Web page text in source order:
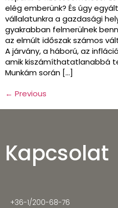
elég emberünk? És úgy
vállalatunkra a gazdasági
gyakrabban felmerülnek
az elmúlt időszak számos
A járvány, a háború, az
amik kiszámíthatatlanabbá
Munkám során […]
← Previous
Kapcsolat
+36-1/200-68-76